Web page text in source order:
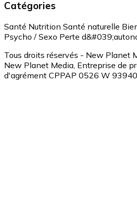
Catégories
Santé Nutrition Santé naturelle
Psycho / Sexo Perte
Tous droits réservés - New Planet
New Planet Media, Entreprise de
d'agrément CPPAP 0526 W 93940